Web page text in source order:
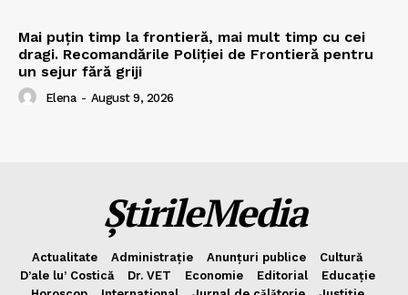
Mai puțin timp la frontieră, mai mult timp cu cei
dragi. Recomandările Poliției de Frontieră pentru
un sejur fără griji
Elena - August 9, 2026
ȘtirileMedia
Actualitate Administrație Anunțuri publice
Cultură
D’ale lu’ Costică
Dr. VET Economie Editorial
Educație